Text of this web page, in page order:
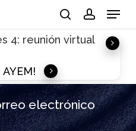
Menu
4: reunión virtual
electrónico